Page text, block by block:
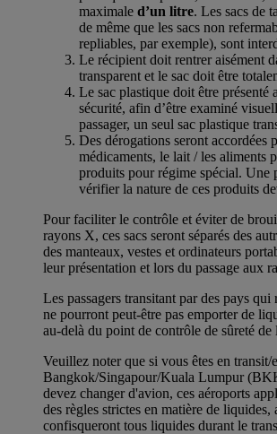
maximale d’un litre. Les sacs de
de même que les sacs non
repliables, par exemple), sont
Le récipient doit rentrer aisément
transparent et le sac doit être
Le sac plastique doit être présenté
sécurité, afin d’être examiné
passager, un seul sac plastique
Des dérogations seront accordées
médicaments, le lait / les aliments
produits pour régime spécial. Une
vérifier la nature de ces produits
Pour faciliter le contrôle et éviter de
rayons X, ces sacs seront séparés des
des manteaux, vestes et ordinateurs
leur présentation et lors du passage aux
Les passagers transitant par des pays qui
ne pourront peut-être pas emporter de
au-delà du point de contrôle de sûreté de
Veuillez noter que si vous êtes en transit/
Bangkok/Singapour/Kuala Lumpur
devez changer d'avion, ces aéroports
des règles strictes en matière de liquides,
confisqueront tous liquides durant le